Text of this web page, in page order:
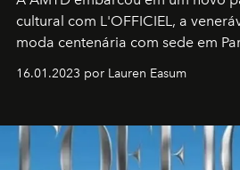
cultural com L'OFFICIEL, a
moda centenária com sede em
16.01.2023 por Lauren Easum